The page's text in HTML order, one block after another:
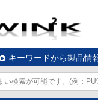
キーワードから製品情